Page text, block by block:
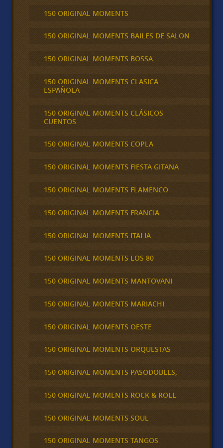
150 ORIGINAL MOMENTS
150 ORIGINAL MOMENTS BAILES DE SALON
150 ORIGINAL MOMENTS BOSSA
150 ORIGINAL MOMENTS CLASICA
ESPAÑOLA
150 ORIGINAL MOMENTS CLÁSICOS
CUENTOS
150 ORIGINAL MOMENTS COPLA
150 ORIGINAL MOMENTS FIESTA GITANA
150 ORIGINAL MOMENTS FLAMENCO
150 ORIGINAL MOMENTS FRANCIA
150 ORIGINAL MOMENTS ITALIA
150 ORIGINAL MOMENTS LOS 80
150 ORIGINAL MOMENTS MANTOVANI
150 ORIGINAL MOMENTS MARIACHI
150 ORIGINAL MOMENTS OESTE
150 ORIGINAL MOMENTS ORQUESTAS
150 ORIGINAL MOMENTS PASODOBLES,
150 ORIGINAL MOMENTS ROCK & ROLL
150 ORIGINAL MOMENTS SOUL
150 ORIGINAL MOMENTS TANGOS